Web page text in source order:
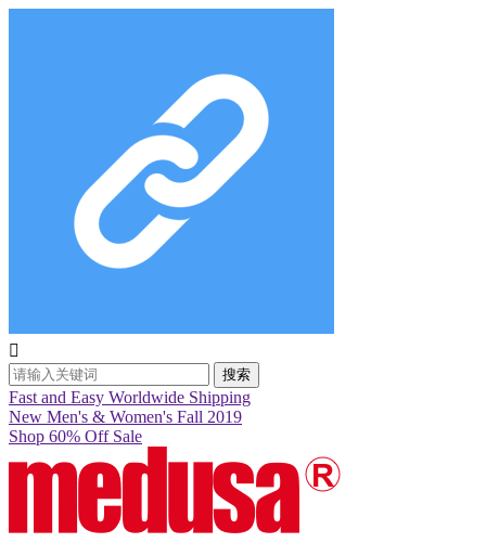

搜索
Fast and Easy Worldwide Shipping
New Men's & Women's Fall 2019
Shop 60% Off Sale